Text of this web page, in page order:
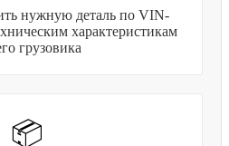
нужную деталь по VIN-
характеристикам
грузовика
📦